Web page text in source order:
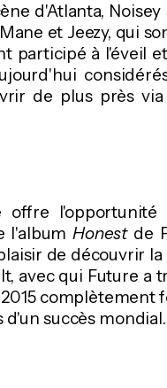
d'Atlanta,
et Jeezy, qui
participé à l'éveil
de plus près
offre
l'albumHonestde
de découvrir
avec qui Future a
complètement
succès mondial.